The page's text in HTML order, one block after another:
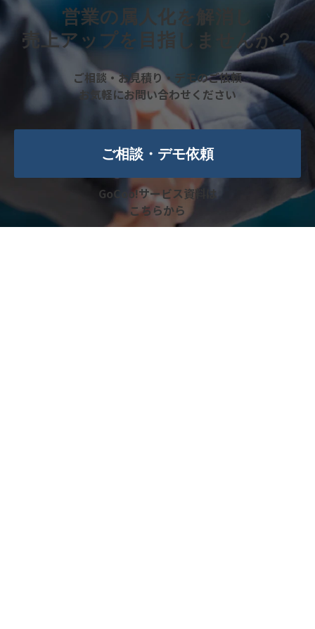
営業の属人化を解消し
売上アップを目指しませんか？
ご相談・お見積り・デモのご依頼
お気軽にお問い合わせください
ご相談・デモ依頼
GoCoo!サービス資料は
こちらから